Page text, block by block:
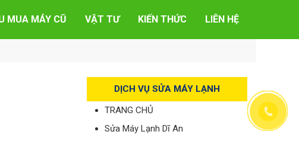
MUA MÁY CŨ VẬT TƯ KIẾN THỨC LIÊN HỆ
DỊCH VỤ SỬA MÁY LẠNH
TRANG CHỦ
Sửa Máy Lạnh Dĩ An